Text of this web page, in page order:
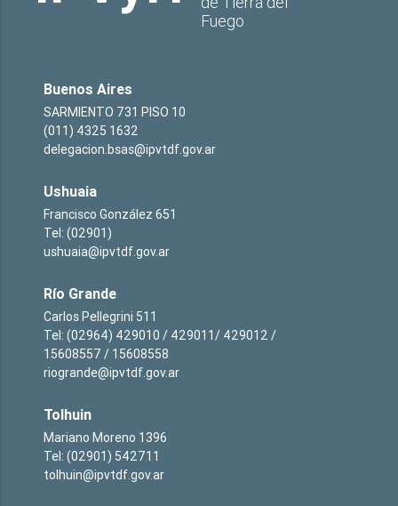
Fuego
Buenos Aires
SARMIENTO 731 PISO 10
(011) 4325 1632
delegacion.bsas@ipvtdf.gov.ar
Ushuaia
Francisco González 651
Tel: (02901)
ushuaia@ipvtdf.gov.ar
Río Grande
Carlos Pellegrini 511
Tel: (02964) 429010 / 429011/ 429012 /
15608557 / 15608558
riogrande@ipvtdf.gov.ar
Tolhuin
Mariano Moreno 1396
Tel: (02901) 542711
tolhuin@ipvtdf.gov.ar